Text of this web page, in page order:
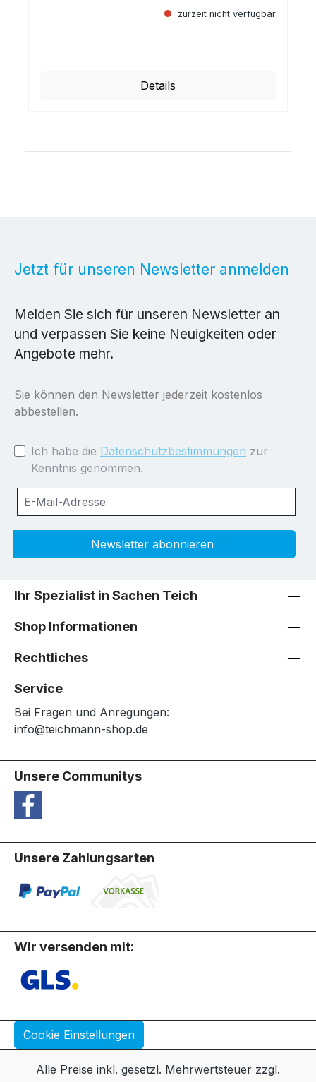
zurzeit nicht verfügbar
Details
Jetzt für unseren Newsletter anmelden
Melden Sie sich für unseren Newsletter an
und verpassen Sie keine Neuigkeiten oder
Angebote mehr.
Sie können den Newsletter jederzeit kostenlos
abbestellen.
Ich habe die Datenschutzbestimmungen zur
Kenntnis genommen.
Newsletter abonnieren
Ihr Spezialist in Sachen Teich
Shop Informationen
Rechtliches
Service
Bei Fragen und Anregungen:
info@teichmann-shop.de
Unsere Communitys
Unsere Zahlungsarten
Wir versenden mit:
Cookie Einstellungen
Alle Preise inkl. gesetzl. Mehrwertsteuer zzgl.